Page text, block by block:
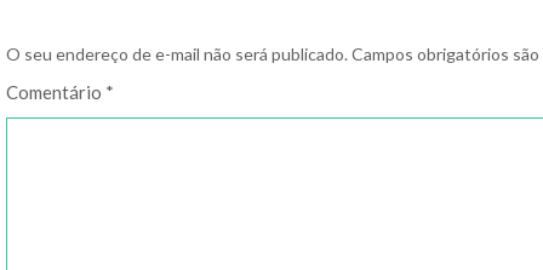
O seu endereço de e-mail não será publicado. Campos obrigatórios
Comentário *